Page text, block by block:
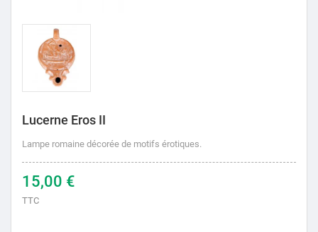
Lucerne Eros II
Lampe romaine décorée de motifs érotiques.
15,00 €
TTC